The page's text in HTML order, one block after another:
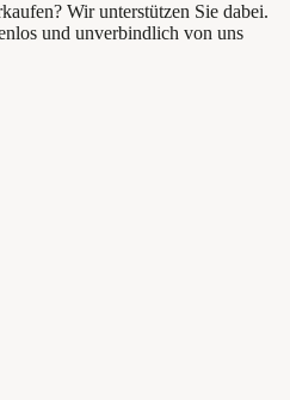
Wir unterstützen Sie dabei.
und unverbindlich von uns